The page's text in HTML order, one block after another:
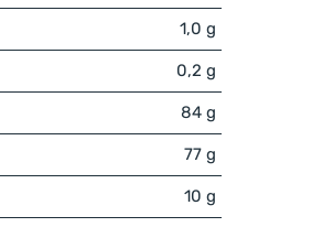
1,0 g
0,2 g
84 g
77 g
10 g